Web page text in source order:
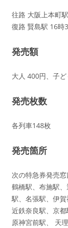
往路 大阪上本町
復路 賢島駅 16時
発売額
大人 400円、子
発売枚数
各列車148枚
発売箇所
次の特急券発売
鶴橋駅、布施駅
駅、名張駅、伊賀
近鉄奈良駅、京
原神宮前駅、 天